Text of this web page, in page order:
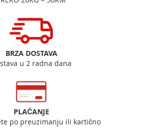
BRZA DOSTAVA
u 2 radna dana
PLAĆANJE
po preuzimanju ili kartično